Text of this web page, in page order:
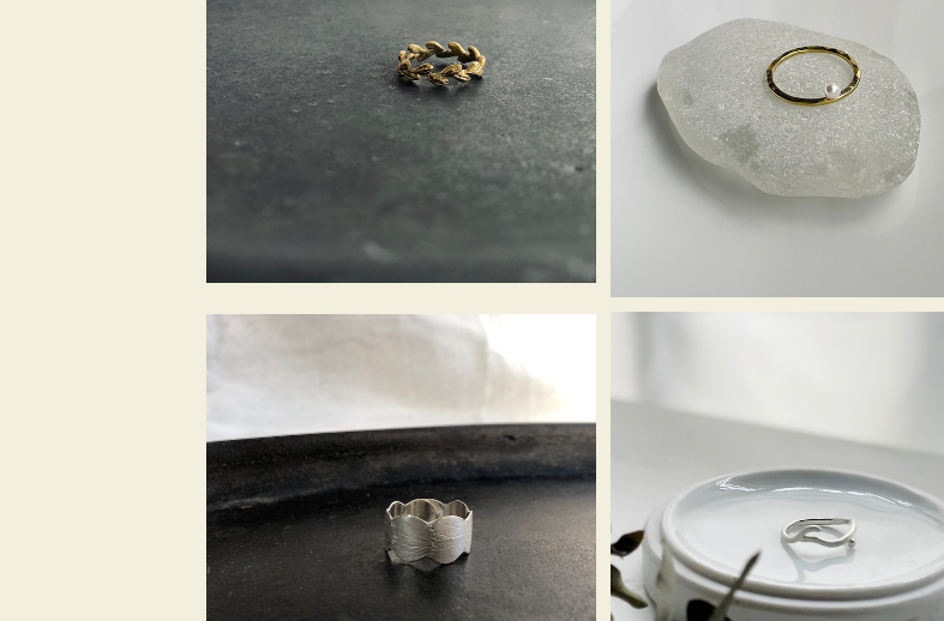
麦リング ＜真鍮 -Brass＞
¥5,280
SOLD OUT
パールリング 真鍮-Brass × pearl
¥5,170
SOLD OUT
葉脈リング＜シルバー-Silver＞
¥7,370
SOLD OUT
ツタリング＜シルバー＞
¥6,270